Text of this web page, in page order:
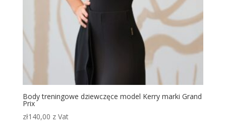
Body treningowe dziewczęce model Kerry marki Grand
Prix
zł140,00 z Vat